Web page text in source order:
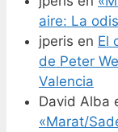
aire: La
jperis en El
de Peter
Valencia
David Alba
«Marat/